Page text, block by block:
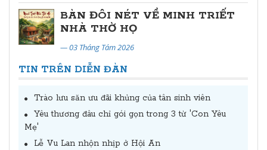
BÀN ĐÔI NÉT VỀ MINH TRIẾT
NHÀ THỜ HỌ
— 03 Tháng Tám 2026
TIN TRÊN DIỄN ĐÀN
Trào lưu săn ưu đãi khủng của tân sinh viên
Yêu thương đâu chỉ gói gọn trong 3 từ 'Con Yêu
Mẹ'
Lễ Vu Lan nhộn nhịp ở Hội An